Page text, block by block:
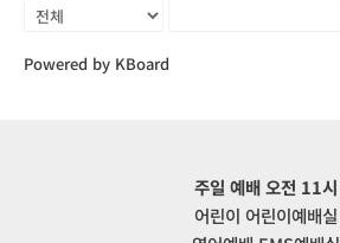
Powered by KBoard
주일 예배 오전 11시
어린이 어린이예배실